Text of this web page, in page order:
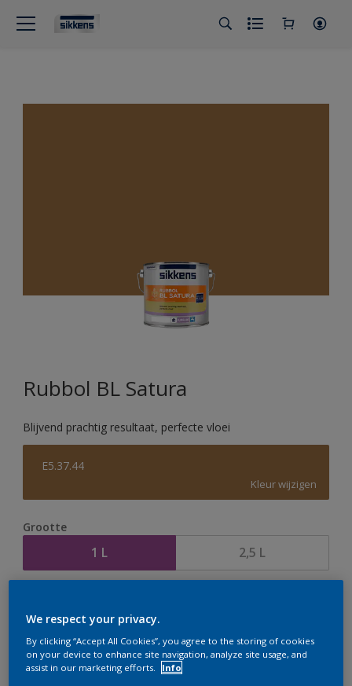
Rubbol BL Satura
Blijvend prachtig resultaat, perfecte vloei
E5.37.44
Kleur wijzigen
Grootte
1 L 2,5 L
We respect your privacy.
By clicking “Accept All Cookies”, you agree to the storing of cookies
on your device to enhance site navigation, analyze site usage, and
assist in our marketing efforts.
Info